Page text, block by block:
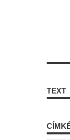
TEXT